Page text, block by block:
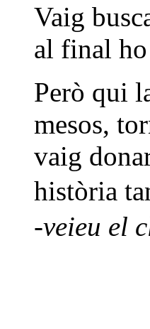
Vaig
al final
Però qui
mesos,
vaig
història
-veieu el